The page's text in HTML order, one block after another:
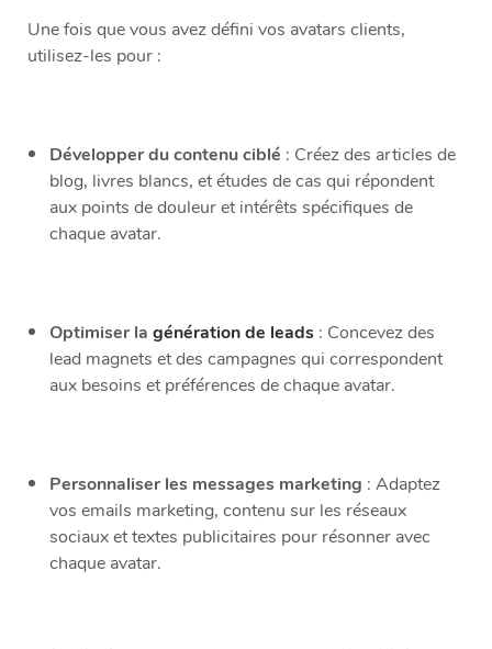
Une fois que vous avez défini vos avatars clients,
utilisez-les pour :
Développer du contenu ciblé : Créez des articles de
blog, livres blancs, et études de cas qui répondent
aux points de douleur et intérêts spécifiques de
chaque avatar.
Optimiser la génération de leads : Concevez des
lead magnets et des campagnes qui correspondent
aux besoins et préférences de chaque avatar.
Personnaliser les messages marketing : Adaptez
vos emails marketing, contenu sur les réseaux
sociaux et textes publicitaires pour résonner avec
chaque avatar.